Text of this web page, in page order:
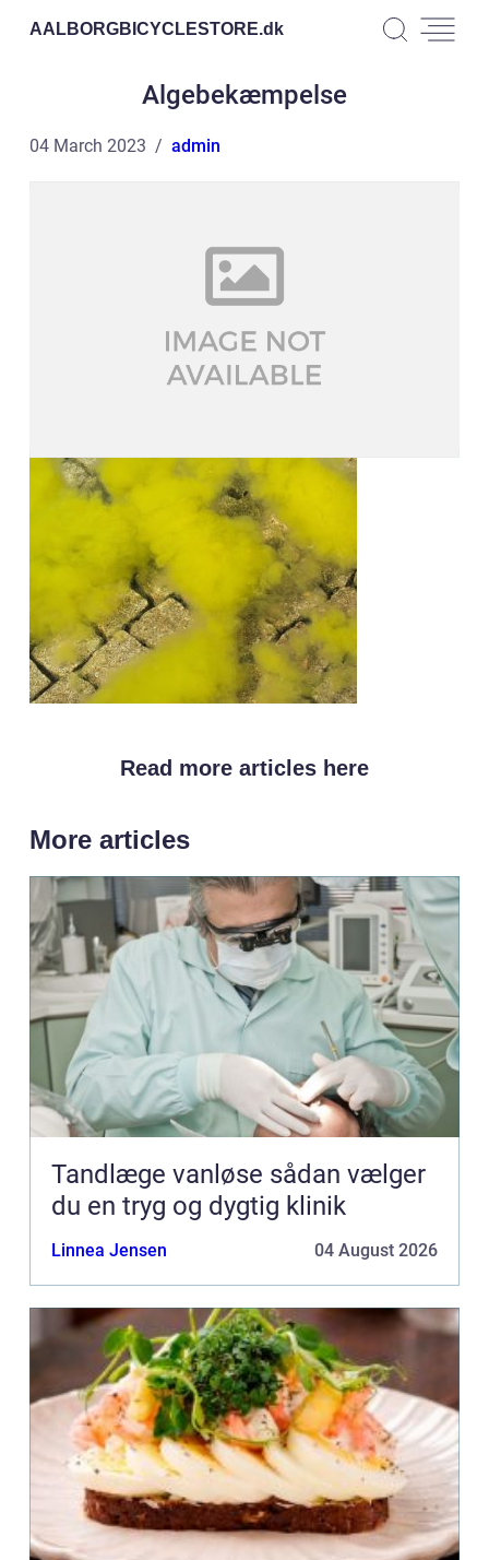
AALBORGBICYCLESTORE.dk
Algebekæmpelse
04 March 2023 admin
Read more articles here
More articles
Tandlæge vanløse sådan vælger
du en tryg og dygtig klinik
Linnea Jensen 04 August 2026